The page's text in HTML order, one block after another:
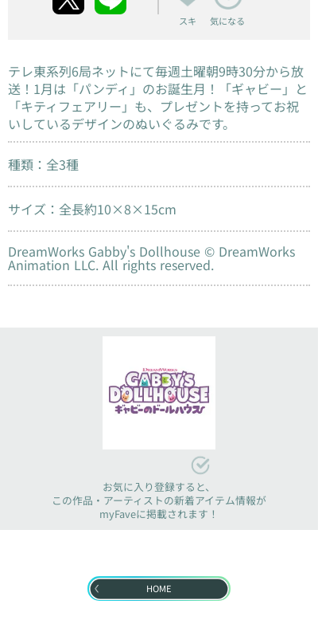
スキ 気になる
テレ東系列6局ネットにて毎週土曜朝9時30分から放
送！1月は「パンディ」のお誕生月！「ギャビー」と
「キティフェアリー」も、プレゼントを持ってお祝
いしているデザインのぬいぐるみです。
種類：全3種
サイズ：全長約10×8×15cm
DreamWorks Gabby's Dollhouse © DreamWorks
Animation LLC. All rights reserved.
お気に入り登録すると、
この作品・アーティストの新着アイテム情報が
myFaveに掲載されます！
HOME